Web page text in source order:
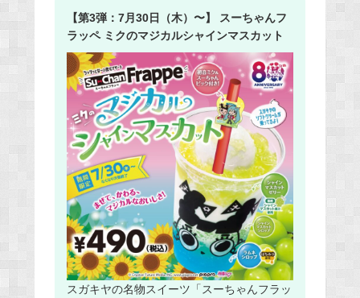
【第3弾：7月30日（木）〜】 スーちゃんフ
ラッペ ミクのマジカルシャインマスカット
スガキヤの名物スイーツ「スーちゃんフラッ